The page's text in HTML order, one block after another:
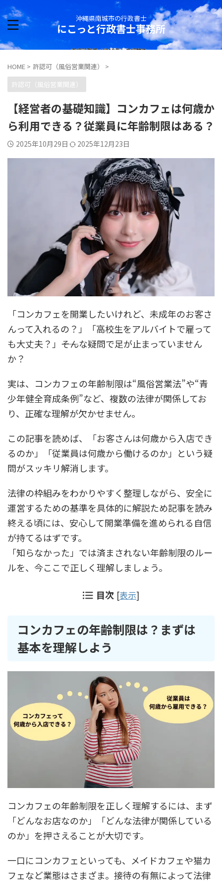
沖縄県南城市の行政書士
にこっと行政書士事務所
HOME > 許認可（風俗営業関連）
>
許認可（風俗営業関連）
【経営者の基礎知識】コンカフェは何歳か
ら利用できる？従業員に年齢制限はある？
2025年10月29日 2025年12月23日
「コンカフェを開業したいけれど、未成年のお客さ
んって入れるの？」「高校生をアルバイトで雇って
も大丈夫？」――そんな疑問で足が止まっていません
か？
実は、コンカフェの年齢制限は“風俗営業法”や“青
少年健全育成条例”など、複数の法律が関係してお
り、正確な理解が欠かせません。
この記事を読めば、「お客さんは何歳から入店でき
るのか」「従業員は何歳から働けるのか」という疑
問がスッキリ解消します。
法律の枠組みをわかりやすく整理しながら、安全に
運営するための基準を具体的に解説ため記事を読み
終える頃には、安心して開業準備を進められる自信
が持てるはずです。
「知らなかった」では済まされない年齢制限のルー
ルを、今ここで正しく理解しましょう。
目次 [表示]
コンカフェの年齢制限は？まずは
基本を理解しよう
コンカフェの年齢制限を正しく理解するには、まず
「どんなお店なのか」「どんな法律が関係している
のか」を押さえることが大切です。
一口にコンカフェといっても、メイドカフェや猫カ
フェなど業態はさまざま。接待の有無によって法律